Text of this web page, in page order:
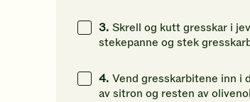
3. Skrell og kutt gresskar i
stekepanne og stek
4. Vend gresskarbitene inn i
av sitron og resten av